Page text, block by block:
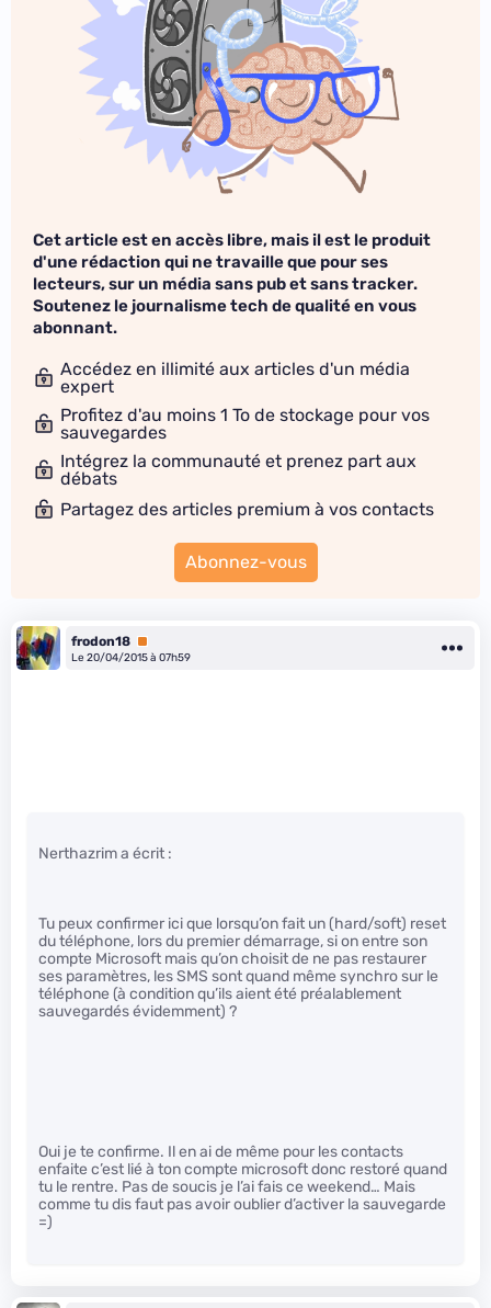
Cet article est en accès libre, mais il est le produit
d'une rédaction qui ne travaille que pour ses
lecteurs, sur un média sans pub et sans tracker.
Soutenez le journalisme tech de qualité en vous
abonnant.
Accédez en illimité aux articles d'un média
expert
Profitez d'au moins 1 To de stockage pour vos
sauvegardes
Intégrez la communauté et prenez part aux
débats
Partagez des articles premium à vos contacts
Abonnez-vous
frodon18 Premium
Le 20/04/2015 à 07h59
Nerthazrim a écrit :
Tu peux confirmer ici que lorsqu’on fait un (hard/soft) reset
du téléphone, lors du premier démarrage, si on entre son
compte Microsoft mais qu’on choisit de ne pas restaurer
ses paramètres, les SMS sont quand même synchro sur le
téléphone (à condition qu’ils aient été préalablement
sauvegardés évidemment) ?
Oui je te confirme. Il en ai de même pour les contacts
enfaite c’est lié à ton compte microsoft donc restoré quand
tu le rentre. Pas de soucis je l’ai fais ce weekend… Mais
comme tu dis faut pas avoir oublier d’activer la sauvegarde
=)